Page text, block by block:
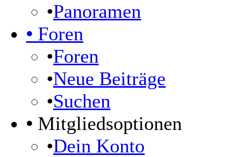
•Panoramen
• Foren
•Foren
•Neue Beiträge
•Suchen
• Mitgliedsoptionen
•Dein Konto